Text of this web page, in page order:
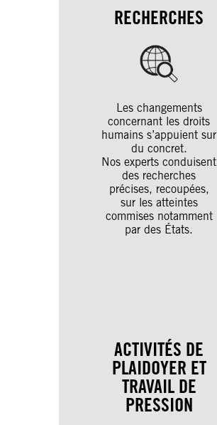
RECHERCHES
Les changements
concernant les droits
humains s’appuient sur
du concret.
Nos experts conduisent
des recherches
précises, recoupées,
sur les atteintes
commises notamment
par des États.
ACTIVITÉS DE
PLAIDOYER ET
TRAVAIL DE
PRESSION